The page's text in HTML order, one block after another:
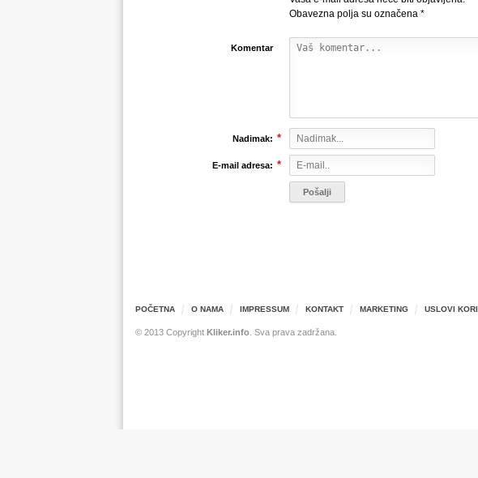
Obavezna polja su označena *
Komentar
Nadimak: *
E-mail adresa: *
POČETNA O NAMA IMPRESSUM KONTAKT MARKETING USLOVI
© 2013 Copyright Kliker.info. Sva prava zadržana.